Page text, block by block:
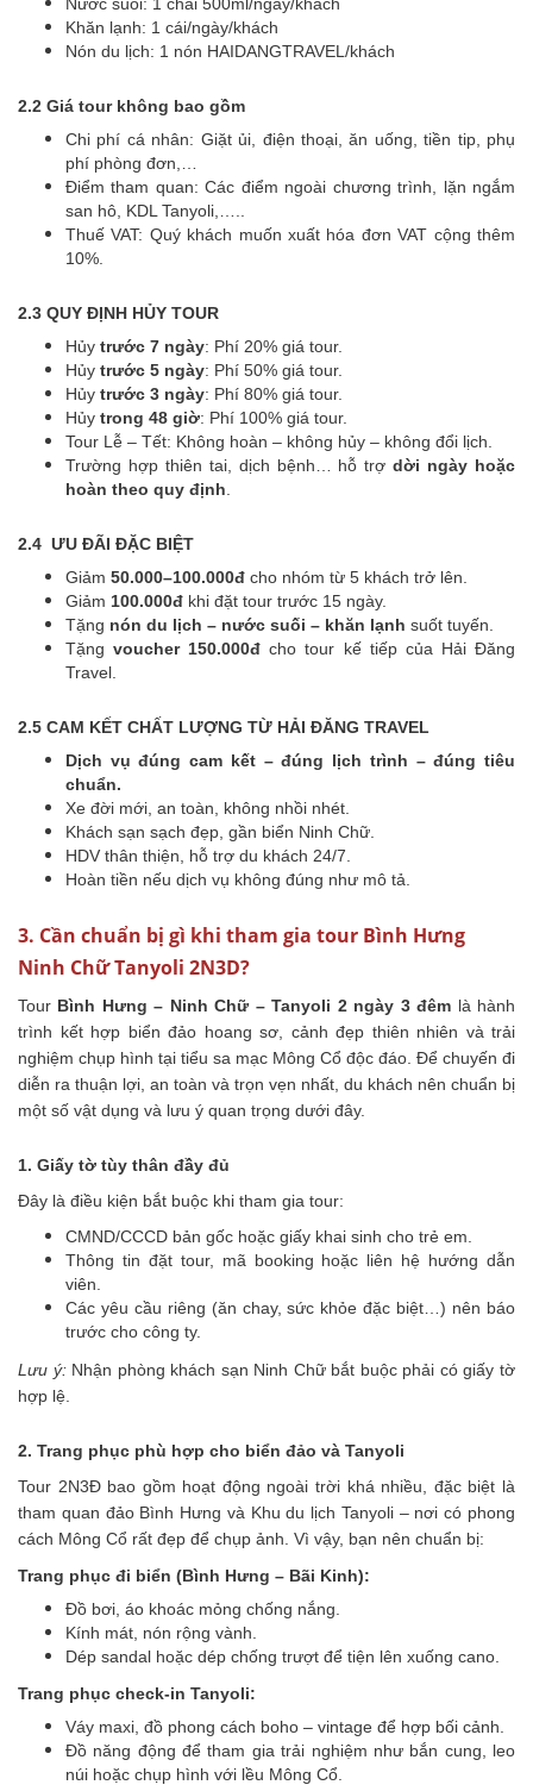
Khăn lạnh: 1 cái/ngày/khách
Nón du lịch: 1 nón HAIDANGTRAVEL/khách
2.2 Giá tour không bao gồm
Chi phí cá nhân: Giặt ủi, điện thoại, ăn uống, tiền tip, phụ
phí phòng đơn,…
Điểm tham quan: Các điểm ngoài chương trình, lặn ngắm
san hô, KDL Tanyoli,…..
Thuế VAT: Quý khách muốn xuất hóa đơn VAT cộng thêm
10%.
2.3 QUY ĐỊNH HỦY TOUR
Hủy trước 7 ngày: Phí 20% giá tour.
Hủy trước 5 ngày: Phí 50% giá tour.
Hủy trước 3 ngày: Phí 80% giá tour.
Hủy trong 48 giờ: Phí 100% giá tour.
Tour Lễ – Tết: Không hoàn – không hủy – không đổi lịch.
Trường hợp thiên tai, dịch bệnh… hỗ trợdời ngày hoặc
hoàn theo quy định
2.4 ƯU ĐÃI ĐẶC BIỆT
Giảm 50.000–100.000đ cho nhóm từ 5 khách trở lên.
Giảm 100.000đ khi đặt tour trước 15 ngày.
Tặng nón du lịch – nước suối – khăn lạnh suốt tuyến.
Tặngvoucher 150.000đ cho tour kế tiếp của Hải Đăng
Travel.
2.5 CAM KẾT CHẤT LƯỢNG TỪ HẢI ĐĂNG TRAVEL
Dịch vụ đúng cam kết – đúng lịch trình – đúng tiêu
chuẩn.
Xe đời mới, an toàn, không nhồi nhét.
Khách sạn sạch đẹp, gần biển Ninh Chữ.
HDV thân thiện, hỗ trợ du khách 24/7.
Hoàn tiền nếu dịch vụ không đúng như mô tả.
3. Cần chuẩn bị gì khi tham gia tour Bình Hưng
Ninh Chữ Tanyoli 2N3D?
Tour Bình Hưng – Ninh Chữ – Tanyoli 2 ngày 3 đêm là hành
trình kết hợp biển đảo hoang sơ, cảnh đẹp thiên nhiên và trải
nghiệm chụp hình tại tiểu sa mạc Mông Cổ độc đáo. Để chuyến đi
diễn ra thuận lợi, an toàn và trọn vẹn nhất, du khách nên chuẩn bị
một số vật dụng và lưu ý quan trọng dưới đây.
1. Giấy tờ tùy thân đầy đủ
Đây là điều kiện bắt buộc khi tham gia tour:
CMND/CCCD bản gốc hoặc giấy khai sinh cho trẻ em.
Thông tin đặt tour, mã booking hoặc liên hệ hướng dẫn
viên.
Các yêu cầu riêng (ăn chay, sức khỏe đặc biệt…) nên báo
trước cho công ty.
Lưu ý:Nhận phòng khách sạn Ninh Chữ bắt buộc phải có giấy tờ
hợp lệ.
2. Trang phục phù hợp cho biển đảo và Tanyoli
Tour 2N3Đ bao gồm hoạt động ngoài trời khá nhiều, đặc biệt là
tham quan đảo Bình Hưng và Khu du lịch Tanyoli – nơi có phong
cách Mông Cổ rất đẹp để chụp ảnh. Vì vậy, bạn nên chuẩn bị:
Trang phục đi biển (Bình Hưng – Bãi Kinh):
Đồ bơi, áo khoác mỏng chống nắng.
Kính mát, nón rộng vành.
Dép sandal hoặc dép chống trượt để tiện lên xuống cano.
Trang phục check-in Tanyoli:
Váy maxi, đồ phong cách boho – vintage để hợp bối cảnh.
Đồ năng động để tham gia trải nghiệm như bắn cung, leo
núi hoặc chụp hình với lều Mông Cổ.